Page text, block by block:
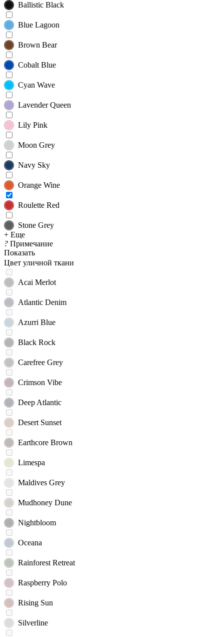
Ballistic Black
Blue Lagoon
Brown Bear
Cobalt Blue
Cyan Wave
Lavender Queen
Lily Pink
Moon Grey
Navy Sky
Orange Wine
Roulette Red
Stone Grey
+ Еще
? Примечание
Показать
Цвет уличной ткани
Acai Merlot
Atlantic Denim
Azurri Blue
Black Rock
Carefree Grey
Crimson Vibe
Deep Atlantic
Desert Sunset
Earthcore Brown
Limespa
Maldives Grey
Mudhoney Dune
Nightbloom
Oceana
Rainforest Retreat
Raspberry Polo
Rising Sun
Silverline